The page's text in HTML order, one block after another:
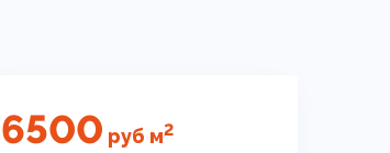
6500 руб м2